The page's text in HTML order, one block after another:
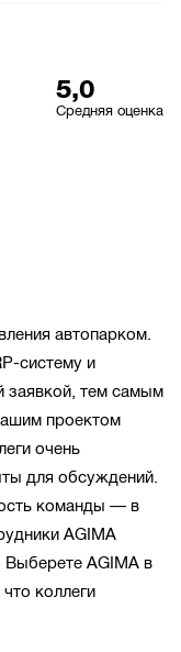
5,0
Средняя оценка
автопарком.
систему и
заявкой, тем самым
проектом
очень
для обсуждений.
команды — в
AGIMA
Выберете AGIMA в
коллеги